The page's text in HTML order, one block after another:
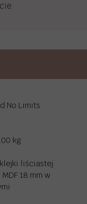
No Limits
kg
liściastej
18 mm w